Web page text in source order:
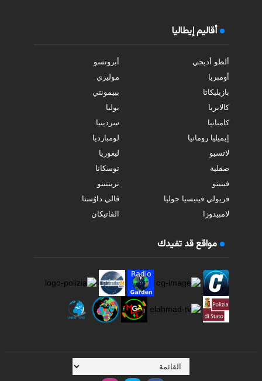
أقاليم إيطاليا
ألطو أديجي
أبروتسو
أومبريا
موليزي
بازيليكاتا
بييمونتي
كالابريا
بوليا
كامبانيا
سردينيا
إيميليا رومانيا
لومبارديا
لاتسيو
ليغوريا
صقلية
توسكانا
فينيتو
ترينتينو
فريولي فينيسيا جوليا
ڤالي داوُستا
لامبيدوزا
الفاتيكان
مواقع قد تفيدك